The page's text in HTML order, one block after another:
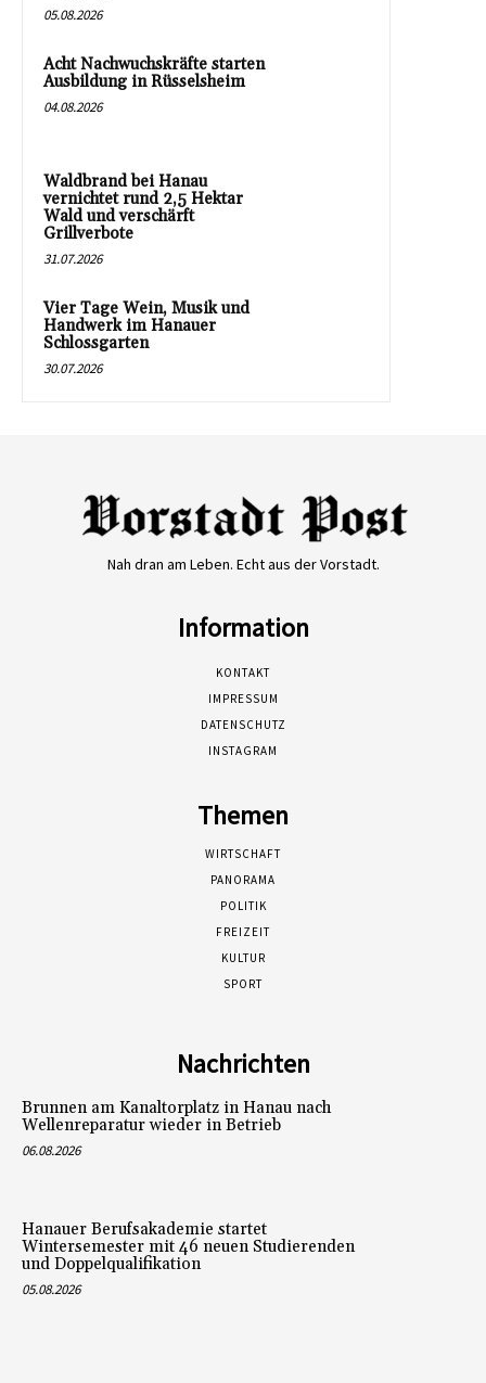
05.08.2026
Acht Nachwuchskräfte starten
Ausbildung in Rüsselsheim
04.08.2026
Waldbrand bei Hanau
vernichtet rund 2,5 Hektar
Wald und verschärft
Grillverbote
31.07.2026
Vier Tage Wein, Musik und
Handwerk im Hanauer
Schlossgarten
30.07.2026
Nah dran am Leben. Echt aus der Vorstadt.
Information
KONTAKT
IMPRESSUM
DATENSCHUTZ
INSTAGRAM
Themen
WIRTSCHAFT
PANORAMA
POLITIK
FREIZEIT
KULTUR
SPORT
Nachrichten
Brunnen am Kanaltorplatz in Hanau nach
Wellenreparatur wieder in Betrieb
06.08.2026
Hanauer Berufsakademie startet
Wintersemester mit 46 neuen Studierenden
und Doppelqualifikation
05.08.2026